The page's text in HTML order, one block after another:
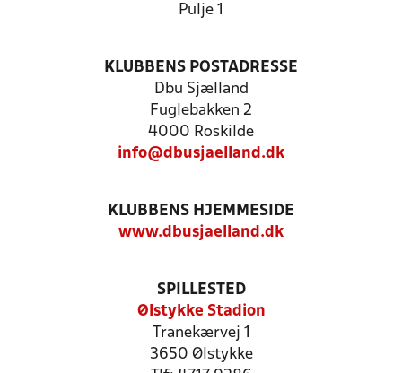
Pulje 1
KLUBBENS POSTADRESSE
Dbu Sjælland
Fuglebakken 2
4000 Roskilde
info@dbusjaelland.dk
KLUBBENS HJEMMESIDE
www.dbusjaelland.dk
SPILLESTED
Ølstykke Stadion
Tranekærvej 1
3650 Ølstykke